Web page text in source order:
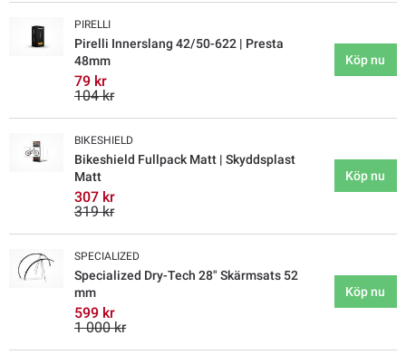
PIRELLI
Pirelli Innerslang 42/50-622 | Presta
48mm
79 kr
104 kr
Köp nu
BIKESHIELD
Bikeshield Fullpack Matt | Skyddsplast
Matt
307 kr
319 kr
Köp nu
SPECIALIZED
Specialized Dry-Tech 28" Skärmsats 52
mm
599 kr
1 000 kr
Köp nu